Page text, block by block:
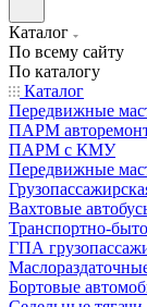
Каталог
По всему сайту
По каталогу
Каталог
Передвижные
ПАРМ
ПАРМ с КМУ
Передвижные
Вахтовые
Транспортно-
ГПА
Бортовые